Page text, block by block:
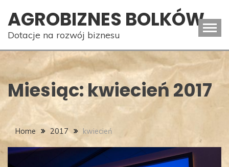
content
AGROBIZNES BOLKÓW
Dotacje na rozwój biznesu
Miesiąc: kwiecień 2017
Home 2017 kwiecień